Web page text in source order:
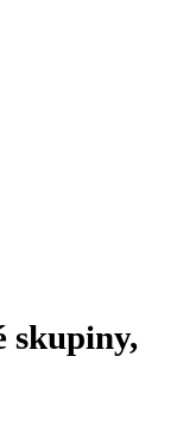
skupiny,